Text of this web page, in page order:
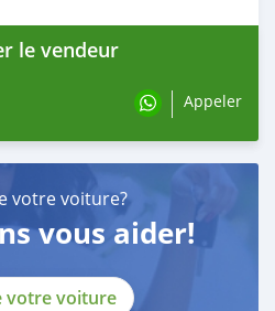
le vendeur
Appeler
votre voiture?
vous aider!
votre voiture